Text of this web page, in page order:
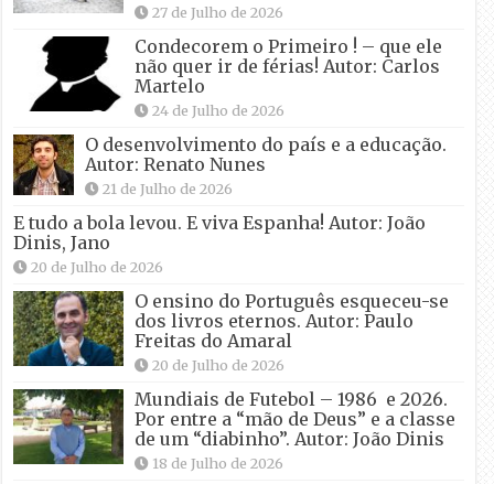
27 de Julho de 2026
Condecorem o Primeiro ! – que ele
não quer ir de férias! Autor: Carlos
Martelo
24 de Julho de 2026
O desenvolvimento do país e a educação.
Autor: Renato Nunes
21 de Julho de 2026
E tudo a bola levou. E viva Espanha! Autor: João
Dinis, Jano
20 de Julho de 2026
O ensino do Português esqueceu-se
dos livros eternos. Autor: Paulo
Freitas do Amaral
20 de Julho de 2026
Mundiais de Futebol – 1986 e 2026.
Por entre a “mão de Deus” e a classe
de um “diabinho”. Autor: João Dinis
18 de Julho de 2026